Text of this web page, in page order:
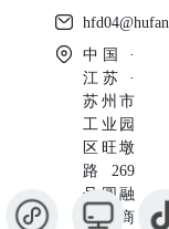
中国 ·
江苏 ·
苏州市
工业园
区旺墩
路269
号圆融
星座商